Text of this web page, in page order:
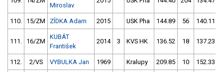
Miroslav
110. 15/ZM ZÍDKA Adam 2015 USK Pha 144.89 56 140.11
111. 16/ZM
KUBÁT
František
2014 3 KVS HK 136.52 18 137.23
112. 2/VS VYBULKA Jan 1969 Kralupy 209.85 10 152.33